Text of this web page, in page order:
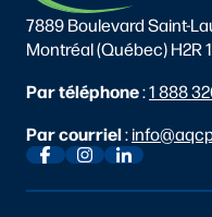
7889 Boulevard Saint-
Montréal (Québec) H2R
Par téléphone:1 888
Par courriel: